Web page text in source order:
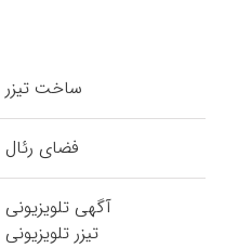
ساخت تیزر
فضای رئال
آگهی تلویزیونی
تیزر تلویزیونی